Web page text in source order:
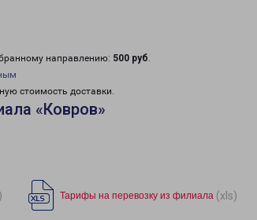
направлению: 500 руб.
стоимость доставки.
«Ковров»
Тарифы на перевозку из филиала (xls)